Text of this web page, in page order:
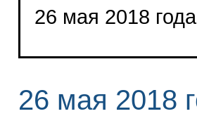
26 мая 2018
26 мая 2018